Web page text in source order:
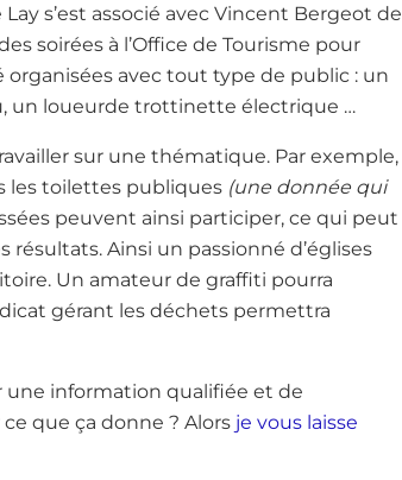
Lay s’est associé avec Vincent Bergeot de
soirées à l’Office de Tourisme pour
avec tout type de public : un
un loueurde trottinette électrique …
sur une thématique. Par exemple,
les toilettes publiques (une donnée qui
peuvent ainsi participer, ce qui peut
Ainsi un passionné d’églises
Un amateur de graffiti pourra
gérant les déchets permettra
une information qualifiée et de
que ça donne ? Alors je vous laisse